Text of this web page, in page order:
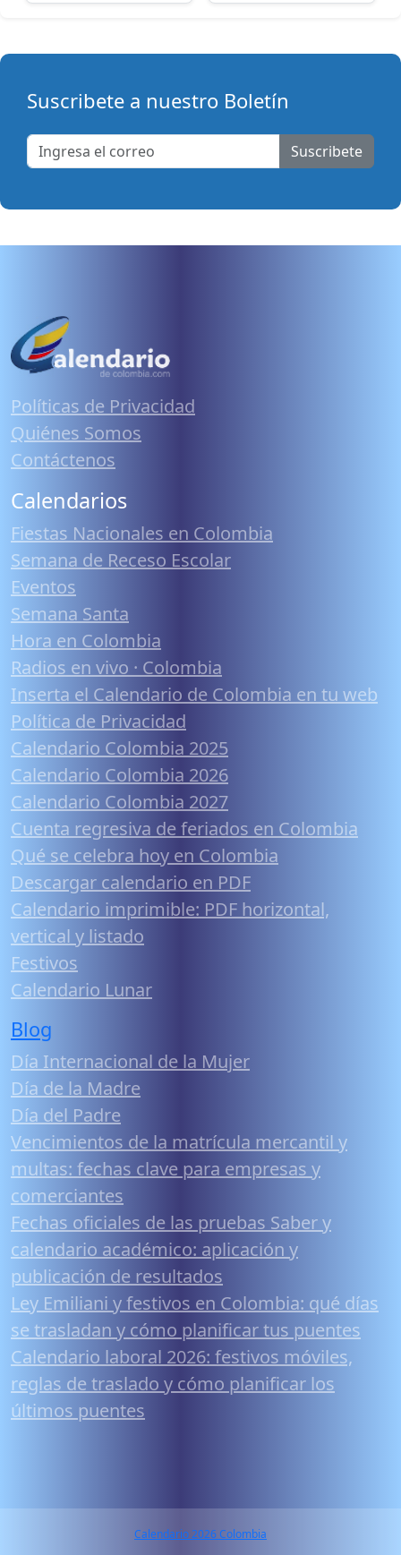
Suscribete a nuestro Boletín
Suscribete
Políticas de Privacidad
Quiénes Somos
Contáctenos
Calendarios
Fiestas Nacionales en Colombia
Semana de Receso Escolar
Eventos
Semana Santa
Hora en Colombia
Radios en vivo · Colombia
Inserta el Calendario de Colombia en tu web
Política de Privacidad
Calendario Colombia 2025
Calendario Colombia 2026
Calendario Colombia 2027
Cuenta regresiva de feriados en Colombia
Qué se celebra hoy en Colombia
Descargar calendario en PDF
Calendario imprimible: PDF horizontal,
vertical y listado
Festivos
Calendario Lunar
Blog
Día Internacional de la Mujer
Día de la Madre
Día del Padre
Vencimientos de la matrícula mercantil y
multas: fechas clave para empresas y
comerciantes
Fechas oficiales de las pruebas Saber y
calendario académico: aplicación y
publicación de resultados
Ley Emiliani y festivos en Colombia: qué días
se trasladan y cómo planificar tus puentes
Calendario laboral 2026: festivos móviles,
reglas de traslado y cómo planificar los
últimos puentes
Calendario 2026 Colombia